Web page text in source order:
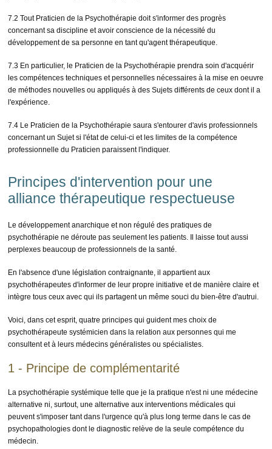
7.2 Tout Praticien de la Psychothérapie doit s'informer des progrès
concernant sa discipline et avoir conscience de la nécessité du
développement de sa personne en tant qu'agent thérapeutique.
7.3 En particulier, le Praticien de la Psychothérapie prendra soin d'acquérir
les compétences techniques et personnelles nécessaires à la mise en oeuvre
de méthodes nouvelles ou appliqués à des Sujets différents de ceux dont il a
l'expérience.
7.4 Le Praticien de la Psychothérapie saura s'entourer d'avis professionnels
concernant un Sujet si l'état de celui-ci et les limites de la compétence
professionnelle du Praticien paraissent l'indiquer.
Principes d'intervention pour une
alliance thérapeutique respectueuse
Le développement anarchique et non régulé des pratiques de
psychothérapie ne déroute pas seulement les patients. Il laisse tout aussi
perplexes beaucoup de professionnels de la santé.
En l'absence d'une législation contraignante, il appartient aux
psychothérapeutes d'informer de leur propre initiative et de manière claire et
intègre tous ceux avec qui ils partagent un même souci du bien-être d'autrui.
Voici, dans cet esprit, quatre principes qui guident mes choix de
psychothérapeute systémicien dans la relation aux personnes qui me
consultent et à leurs médecins généralistes ou spécialistes.
1 - Principe de complémentarité
La psychothérapie systémique telle que je la pratique n'est ni une médecine
alternative ni, surtout, une alternative aux interventions médicales qui
peuvent s'imposer tant dans l'urgence qu'à plus long terme dans le cas de
psychopathologies dont le diagnostic relève de la seule compétence du
médecin.